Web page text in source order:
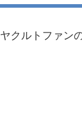
ヤクルトファン